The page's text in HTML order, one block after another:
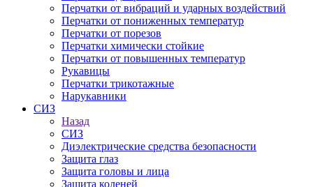
Перчатки от вибраций и ударных воздействий
Перчатки от пониженных температур
Перчатки от порезов
Перчатки химически стойкие
Перчатки от повышенных температур
Рукавицы
Перчатки трикотажные
Нарукавники
СИЗ
Назад
СИЗ
Диэлектрические средства безопасности
Защита глаз
Защита головы и лица
Защита коленей